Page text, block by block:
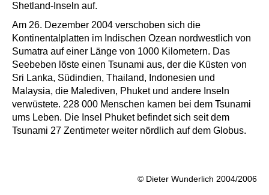
Shetland-Inseln auf.
Am 26. Dezember 2004 verschoben sich die
Kontinentalplatten im Indischen Ozean nordwestlich von
Sumatra auf einer Länge von 1000 Kilometern. Das
Seebeben löste einen Tsunami aus, der die Küsten von
Sri Lanka, Südindien, Thailand, Indonesien und
Malaysia, die Malediven, Phuket und andere Inseln
verwüstete. 228 000 Menschen kamen bei dem Tsunami
ums Leben. Die Insel Phuket befindet sich seit dem
Tsunami 27 Zentimeter weiter nördlich auf dem Globus.
© Dieter Wunderlich 2004/2006